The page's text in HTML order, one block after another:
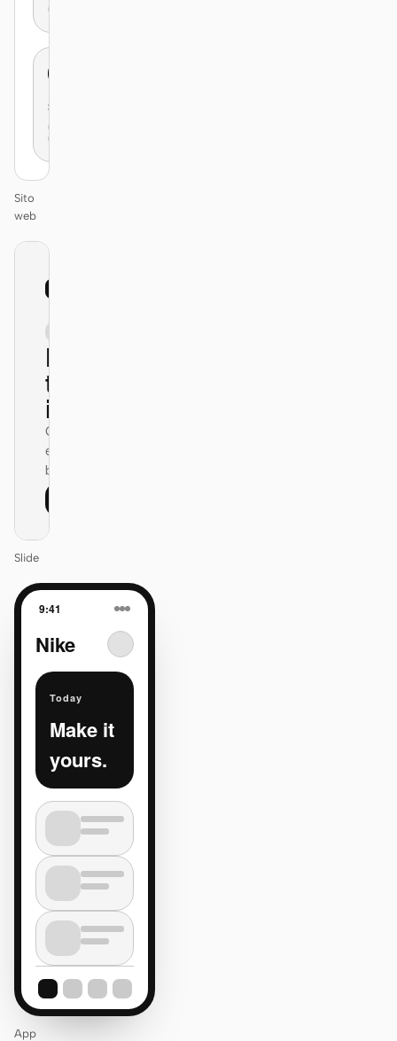
Simple
Sito
web
Design
that ships
itself.
One DESIGN.md —
every surface on-
brand.
Slide
9:41
Nike
Today
Make it
yours.
App